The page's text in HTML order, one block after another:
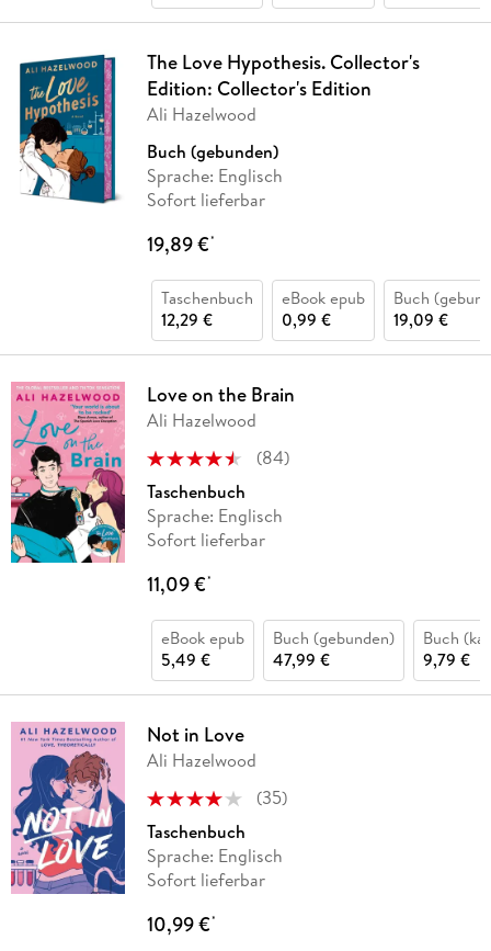
The Love Hypothesis. Collector's
Edition: Collector's Edition
Ali Hazelwood
Buch (gebunden)
Sprache: Englisch
Sofort lieferbar
19,89 €*
Taschenbuch
12,29 €
eBook epub
0,99 €
Buch
19,09 €
Love on the Brain
Ali Hazelwood
(84)
Taschenbuch
Sprache: Englisch
Sofort lieferbar
11,09 €*
eBook epub
5,49 €
Buch (gebunden)
47,99 €
Buch
9,79 €
Not in Love
Ali Hazelwood
(35)
Taschenbuch
Sprache: Englisch
Sofort lieferbar
10,99 €*